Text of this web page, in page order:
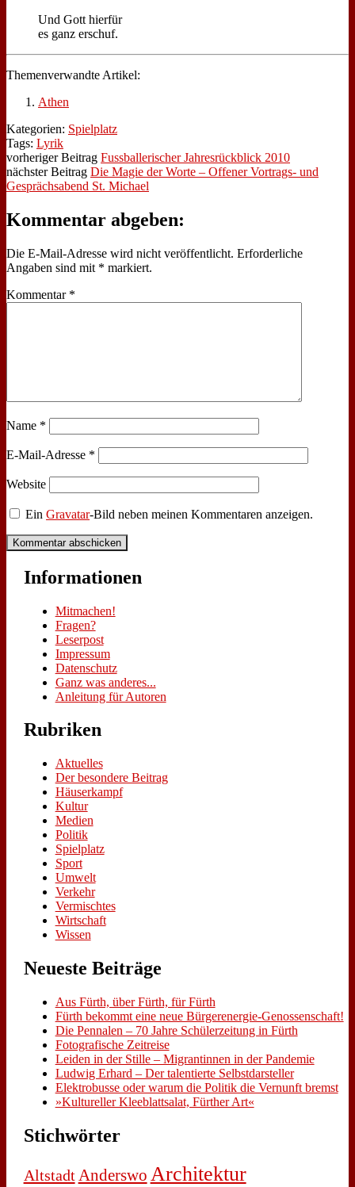
Und Gott hier­für
es ganz er­schuf.
The­men­ver­wand­te Ar­ti­kel:
Athen
Kategorien: Spielplatz
Tags: Lyrik
vorheriger Beitrag Fussballerischer Jahresrückblick 2010
nächster Beitrag Die Magie der Worte – Offener Vortrags- und
Gesprächsabend St. Michael
Kommentar abgeben:
Die E-Mail-Adresse wird nicht veröffentlicht. Erforderliche
Angaben sind mit * markiert.
Kommentar *
Name *
E-Mail-Adresse *
Website
EinGravatar-Bild neben meinen Kommentaren anzeigen.
In­for­ma­tio­nen
Mit­ma­chen!
Fra­gen?
Le­ser­post
Im­pres­sum
Da­ten­schutz
Ganz was an­de­res...
An­lei­tung für Au­toren
Ru­bri­ken
Aktuelles
Der besondere Beitrag
Häuserkampf
Kultur
Medien
Politik
Spielplatz
Sport
Umwelt
Verkehr
Vermischtes
Wirtschaft
Wissen
Neue­ste Bei­trä­ge
Aus Fürth, über Fürth, für Fürth
Fürth be­kommt ei­ne neue Bür­ger­en­er­gie-Ge­nos­sen­schaft!
Die Pen­na­len – 70 Jah­re Schü­ler­zei­tung in Fürth
Fo­to­gra­fi­sche Zeit­rei­se
Lei­den in der Stil­le – Mi­gran­tin­nen in der Pan­de­mie
Lud­wig Er­hard – Der ta­len­tier­te Selbst­dar­stel­ler
Elek­tro­bus­se oder war­um die Po­li­tik die Ver­nunft bremst
»Kul­tu­rel­ler Klee­blatt­sa­lat, Für­ther Art«
Stich­wör­ter
Altstadt Anderswo Architektur